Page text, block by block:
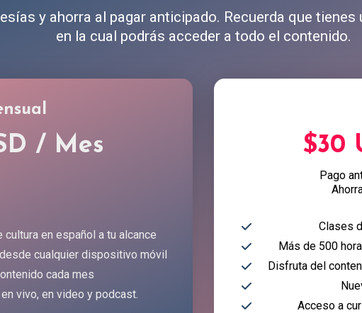
y ahorra al pagar anticipado. Recuerda que tienes
en la cual podrás acceder a todo el contenido.
/ Mes
en español a tu alcance
cualquier dispositivo móvil
cada mes
vivo, en video y podcast.
$30
Pago
Clases
Más de 500
Disfruta del
Acceso a